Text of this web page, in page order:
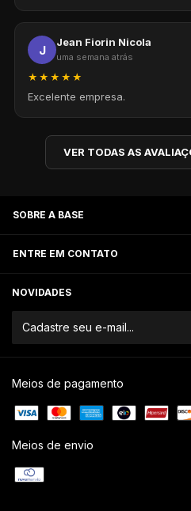
J
Jean Fiorin Nicola
uma semana atrás
★★★★★
Excelente empresa.
VER TODAS AS
SOBRE A BASE
ENTRE EM CONTATO
NOVIDADES
Meios de pagamento
Meios de envio